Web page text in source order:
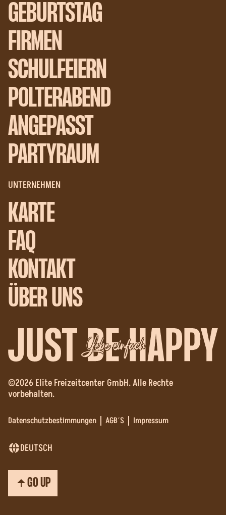
GEBURTSTAG
FIRMEN
SCHULFEIERN
POLTERABEND
ANGEPASST
PARTYRAUM
UNTERNEHMEN
KARTE
FAQ
KONTAKT
ÜBER UNS
Lebe einfach
©2026 Elite Freizeitcenter GmbH. Alle Rechte
vorbehalten.
Datenschutzbestimmungen AGB´S Impressum
DEUTSCH
GO UP